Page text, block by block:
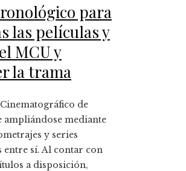
para
las películas y
MCU y
la trama
de
ampliándose mediante
y series
entre sí. Al contar con
a disposición,